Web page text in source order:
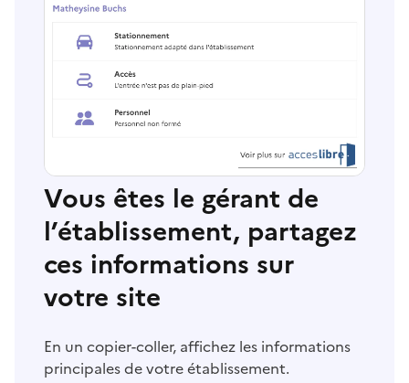
Vous êtes le gérant de
l’établissement, partagez
ces informations sur
votre site
En un copier-coller, affichez les informations
principales de votre établissement.